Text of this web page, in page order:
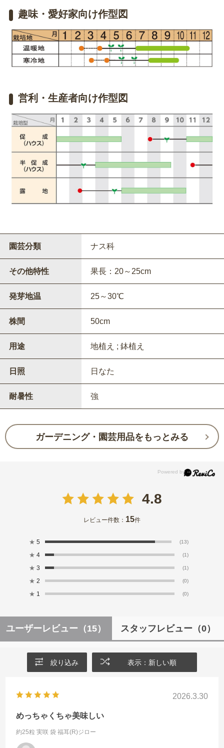
趣味・愛好家向け作型図
営利・生産者向け作型図
園芸分類 ナス科
その他特性 果長：20～25cm
発芽地温 25～30℃
株間 50cm
用途 地植え ; 鉢植え
日照 日なた
耐暑性 強
ガーデニング・園芸用品をもっとみる
4.8
レビュー件数： 15件
★ 5 (13)
★ 4 (1)
★ 3 (1)
★ 2 (0)
★ 1 (0)
ユーザーレビュー （15） スタッフレビュー （0）
絞り込み 表示：新しい順
2026.3.30
めっちゃくちゃ美味しい
約25粒 実咲 袋 福耳(R)ジロー